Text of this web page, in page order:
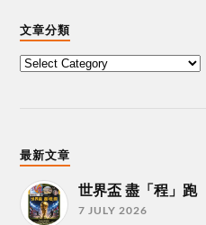
文章分類
最新文章
世界盃 盡「程」跑
7 JULY 2026